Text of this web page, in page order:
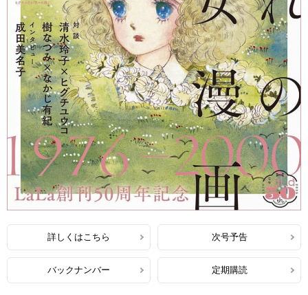
詳しくはこちら 次号予告
バックナンバー 定期購読